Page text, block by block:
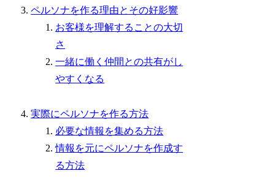
ペルソナを作る理由とその好影響
お客様を理解することの大切
さ
一緒に働く仲間との共有がし
やすくなる
実際にペルソナを作る方法
必要な情報を集める方法
情報を元にペルソナを作成す
る方法